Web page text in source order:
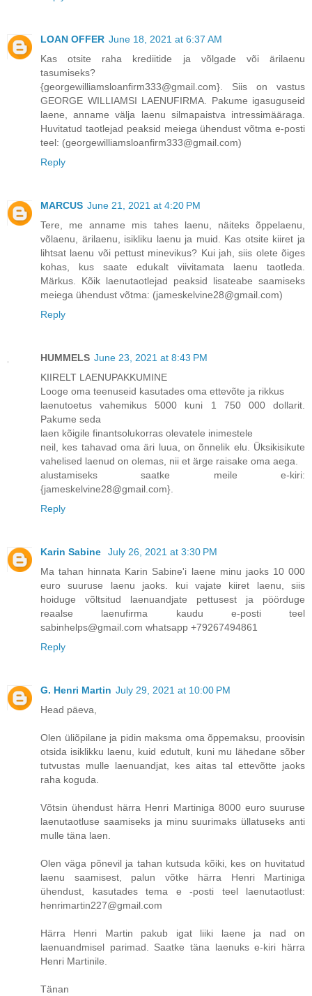
LOAN OFFER June 18, 2021 at 6:37 AM
Kas otsite raha krediitide ja võlgade või ärilaenu
tasumiseks?
{georgewilliamsloanfirm333@gmail.com}. Siis on vastus
GEORGE WILLIAMSI LAENUFIRMA. Pakume igasuguseid
laene, anname välja laenu silmapaistva intressimääraga.
Huvitatud taotlejad peaksid meiega ühendust võtma e-posti
teel: (georgewilliamsloanfirm333@gmail.com)
Reply
MARCUS June 21, 2021 at 4:20 PM
Tere, me anname mis tahes laenu, näiteks õppelaenu,
võlaenu, ärilaenu, isikliku laenu ja muid. Kas otsite kiiret ja
lihtsat laenu või pettust minevikus? Kui jah, siis olete õiges
kohas, kus saate edukalt viivitamata laenu taotleda.
Märkus. Kõik laenutaotlejad peaksid lisateabe saamiseks
meiega ühendust võtma: (jameskelvine28@gmail.com)
Reply
HUMMELS June 23, 2021 at 8:43 PM
KIIRELT LAENUPAKKUMINE
Looge oma teenuseid kasutades oma ettevõte ja rikkus
laenutoetus vahemikus 5000 kuni 1 750 000 dollarit.
Pakume seda
laen kõigile finantsolukorras olevatele inimestele
neil, kes tahavad oma äri luua, on õnnelik elu. Üksikisikute
vahelised laenud on olemas, nii et ärge raisake oma aega.
alustamiseks saatke meile e-kiri:
{jameskelvine28@gmail.com}.
Reply
Karin Sabine
July 26, 2021 at 3:30 PM
Ma tahan hinnata Karin Sabine'i laene minu jaoks 10 000
euro suuruse laenu jaoks. kui vajate kiiret laenu, siis
hoiduge võltsitud laenuandjate pettusest ja pöörduge
reaalse laenufirma kaudu e-posti teel
sabinhelps@gmail.com whatsapp +79267494861
Reply
G. Henri Martin July 29, 2021 at 10:00 PM
Head päeva,
Olen üliõpilane ja pidin maksma oma õppemaksu, proovisin
otsida isiklikku laenu, kuid edutult, kuni mu lähedane sõber
tutvustas mulle laenuandjat, kes aitas tal ettevõtte jaoks
raha koguda.
Võtsin ühendust härra Henri Martiniga 8000 euro suuruse
laenutaotluse saamiseks ja minu suurimaks üllatuseks anti
mulle täna laen.
Olen väga põnevil ja tahan kutsuda kõiki, kes on huvitatud
laenu saamisest, palun võtke härra Henri Martiniga
ühendust, kasutades tema e -posti teel laenutaotlust:
henrimartin227@gmail.com
Härra Henri Martin pakub igat liiki laene ja nad on
laenuandmisel parimad. Saatke täna laenuks e-kiri härra
Henri Martinile.
Tänan